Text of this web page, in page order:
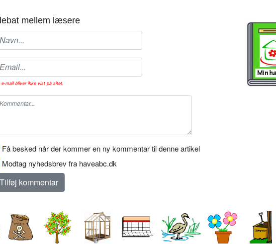
mellem læsere
e-mail bliver ikke vist på sitet.
Få besked når der kommer en ny kommentar til denne artikel
Modtag nyhedsbrev fra haveabc.dk